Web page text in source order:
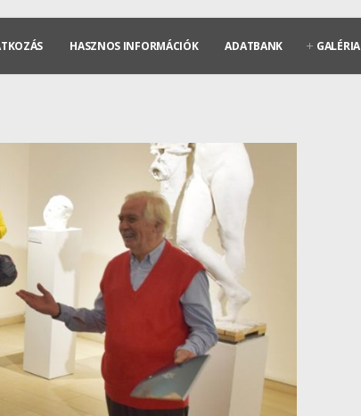
HASZNOS INFORMÁCIÓK ADATBANK GALÉRIA